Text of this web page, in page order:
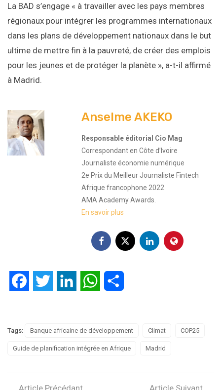
La BAD s’engage « à travailler avec les pays membres
régionaux pour intégrer les programmes internationaux
dans les plans de développement nationaux dans le but
ultime de mettre fin à la pauvreté, de créer des emplois
pour les jeunes et de protéger la planète », a-t-il affirmé
à Madrid.
Anselme AKEKO
Responsable éditorial Cio Mag
Correspondant en Côte d’Ivoire
Journaliste économie numérique
2e Prix du Meilleur Journaliste Fintech
Afrique francophone 2022
AMA Academy Awards.
En savoir plus
FacebookTwitter LinkedIn WhatsApp
Tags: Banque africaine de développement Climat COP25
Guide de planification intégrée en Afrique Madrid
Article Précédant Article Suivant